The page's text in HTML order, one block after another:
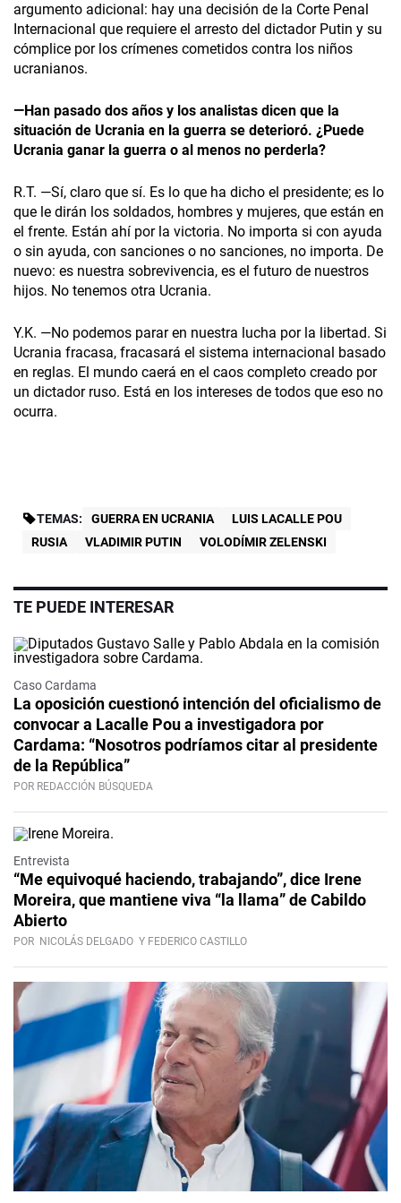
argumento adicional: hay una decisión de la Corte Penal
Internacional que requiere el arresto del dictador Putin y su
cómplice por los crímenes cometidos contra los niños
ucranianos.
—Han pasado dos años y los analistas dicen que la
situación de Ucrania en la guerra se deterioró. ¿Puede
Ucrania ganar la guerra o al menos no perderla?
R.T. —Sí, claro que sí. Es lo que ha dicho el presidente; es lo
que le dirán los soldados, hombres y mujeres, que están en
el frente. Están ahí por la victoria. No importa si con ayuda
o sin ayuda, con sanciones o no sanciones, no importa. De
nuevo: es nuestra sobrevivencia, es el futuro de nuestros
hijos. No tenemos otra Ucrania.
Y.K. —No podemos parar en nuestra lucha por la libertad. Si
Ucrania fracasa, fracasará el sistema internacional basado
en reglas. El mundo caerá en el caos completo creado por
un dictador ruso. Está en los intereses de todos que eso no
ocurra.
TEMAS: GUERRA EN UCRANIA
LUIS LACALLE POU
RUSIA
VLADIMIR PUTIN VOLODÍMIR ZELENSKI
TE PUEDE INTERESAR
Caso Cardama
La oposición cuestionó intención del oficialismo de
convocar a Lacalle Pou a investigadora por
Cardama: “Nosotros podríamos citar al presidente
de la República”
POR REDACCIÓN BÚSQUEDA
Video
Entrevista
“Me equivoqué haciendo, trabajando”, dice Irene
Moreira, que mantiene viva “la llama” de Cabildo
Abierto
POR NICOLÁS DELGADO Y FEDERICO CASTILLO